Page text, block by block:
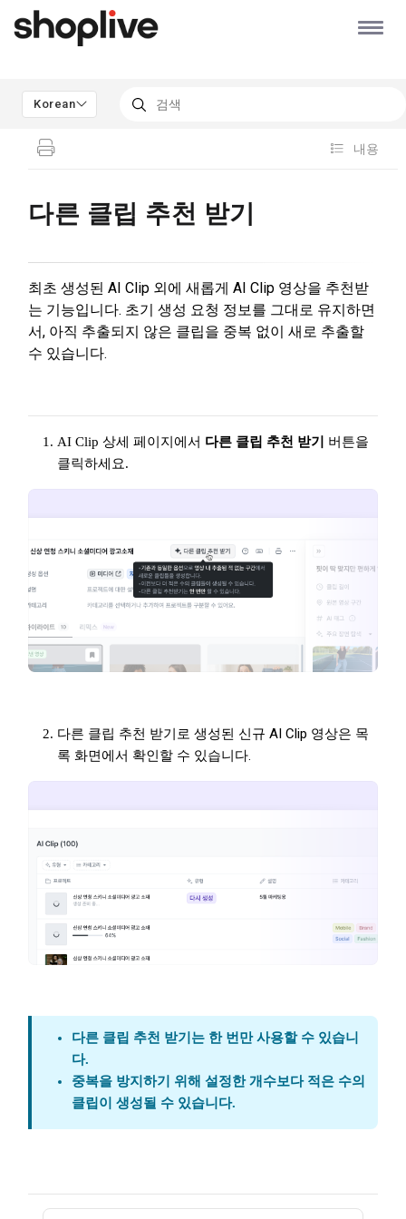
Korean
내용
다른 클립 추천 받기
최초 생성된 AI Clip 외에 새롭게 AI Clip 영상을 추천받
는 기능입니다. 초기 생성 요청 정보를 그대로 유지하면
서, 아직 추출되지 않은 클립을 중복 없이 새로 추출할
수 있습니다.
AI Clip 상세 페이지에서 다른 클립 추천 받기 버튼을
클릭하세요.
다른 클립 추천 받기로 생성된 신규 AI Clip 영상은 목
록 화면에서 확인할 수 있습니다.
다른 클립 추천 받기는 한 번만 사용할 수 있습니
다.
중복을 방지하기 위해 설정한 개수보다 적은 수의
클립이 생성될 수 있습니다.